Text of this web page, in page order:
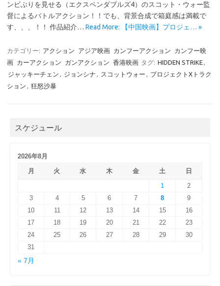
ンビぶりを見せる（エクスペンダブルズ4）のスコット・ウォー監
督によるバトルアクション！！でも、背景合成で箱庭感は満載で
す、、、！！ 作品紹介… Read More: 【中国映画】プロジェ… »
カテゴリー: アクション アジア映画 カンフーアクション
カンフー映
画 カーアクション ガンアクション 香港映画 タグ: HIDDEN STRIKE,
ジャッキーチェン , ジョンシナ , スコットウォー , プロジェクトXトラク
ション , 狂怒沙暴
スケジュール
2026年8月
月
火 水 木 金 土
日
1
2
3
4 5 6 7 8
9
10
11 12 13 14 15
16
17
18 19 20 21 22
23
24
25 26 27 28 29
30
31
« 7月